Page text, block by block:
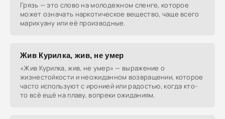
Грязь — это слово на молодежном сленге, которое
может означать наркотическое вещество, чаще всего
марихуану или её производные.
Жив Курилка, жив, не умер
«Жив Курилка, жив, не умер» — выражение о
жизнестойкости и неожиданном возвращении, которое
часто используют с иронией или радостью, когда кто-
то всё ещё на плаву, вопреки ожиданиям.